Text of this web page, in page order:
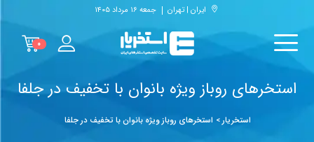
ایران | تهران جمعه ۱۶ مرداد ۱۴۰۵
۰
استخرهای روباز ویژه بانوان با تخفیف در جلفا
استخریار> استخرهای روباز ویژه بانوان با تخفیف در جلفا